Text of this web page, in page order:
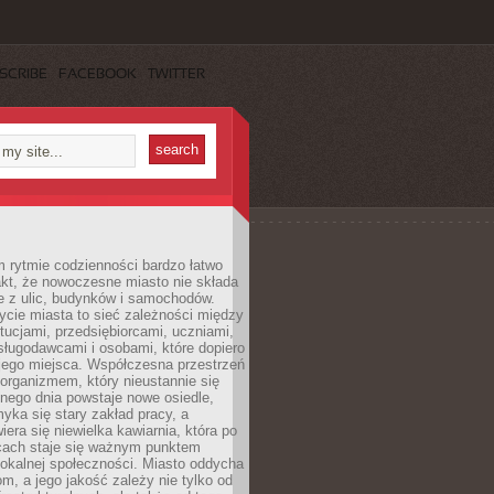
FACEBOOK TWITTER
rytmie codzienności bardzo łatwo
że nowoczesne miasto nie składa
z ulic, budynków i samochodów.
miasta to sieć zależności między
przedsiębiorcami, uczniami,
i osobami, które dopiero
miejsca. Współczesna przestrzeń
który nieustannie się
dnia powstaje nowe osiedle,
się stary zakład pracy, a
się niewielka kawiarnia, która po
staje się ważnym punktem
społeczności. Miasto oddycha
a jego jakość zależy nie tylko od